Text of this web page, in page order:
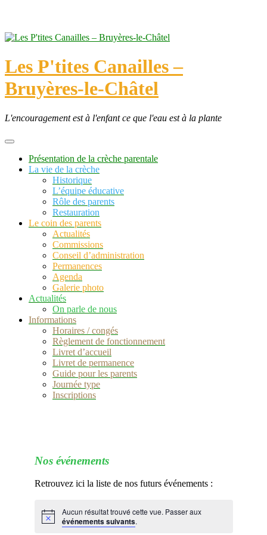
Skip
content
Les P'tites Canailles –
Bruyères-le-Châtel
L'encouragement est à l'enfant ce que l'eau est à la plante
Présentation de la crèche parentale
La vie de la crèche
Historique
L’équipe éducative
Rôle des parents
Restauration
Le coin des parents
Actualités
Commissions
Conseil d’administration
Permanences
Agenda
Galerie photo
Actualités
On parle de nous
Informations
Horaires / congés
Règlement de fonctionnement
Livret d’accueil
Livret de permanence
Guide pour les parents
Journée type
Inscriptions
Nos événements
Retrouvez ici la liste de nos futurs événements :
Aucun résultat trouvé cette vue. Passer aux
événements suivants.